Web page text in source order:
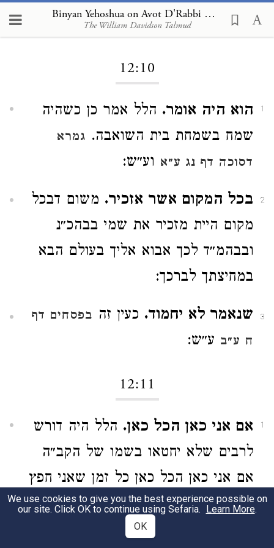
Binyan Yehoshua on Avot D'Rabbi Natan 12:10
The William Davidson Talmud
Loading...
12:10
1 הוא היה אומר. הלל אמר כן כשהיה
שמח בשמחת בית השואבה. גמרא
דסוכה דף נג ע״א וע״ש:
2 בכל המקום אשר אזכיר. משום דבכל
מקום היית מזכיר את שמי בבהכ״נ
ובבהמ״ד לכך אבוא אליך בעולם הבא
במחיצתך לברכך:
3 שנאמר לא יחמוד. כעין זה בפסחים דף
ח ע״ב ע״ש:
12:11
1 אם אני כאן הכל כאן. הלל היה דורש
לרבים שלא יחטאו בשמו של הקב״ה
אם אני כאן הכל כאן כל זמן שאני חפץ
בבית הזה ושכינתי שרויה בו יהיה כבודו
קיים ויבואו הכל כאן ואם תחטאו ואסלק
We use cookies to give you the best experience possible on
our site. Click OK to continue using Sefaria. Learn More.
OK